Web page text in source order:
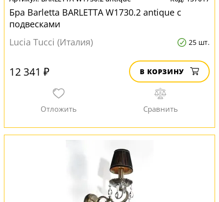
Бра Barletta BARLETTA W1730.2 antique с
подвесками
Lucia Tucci (Италия)
25 шт.
12 341 ₽ В КОРЗИНУ